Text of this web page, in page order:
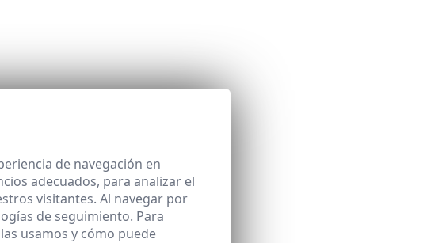
de navegación en
adecuados, para analizar el
visitantes. Al navegar por
de seguimiento. Para
usamos y cómo puede